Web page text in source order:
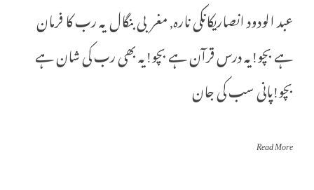
عبد الودود انصاریکانکی نارہ, مغربی بنگال یہ رب کا فرمان
ہے بچو!یہ درس قرآن ہے بچو!یہ بھی رب کی شان ہے
بچو!پانی سب کی جان
Read More